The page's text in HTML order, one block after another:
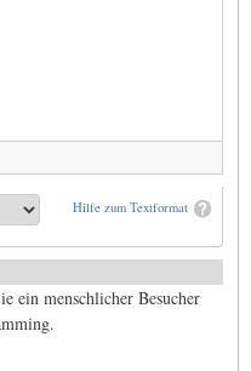
Hilfe zum Textformat
ein menschlicher Besucher